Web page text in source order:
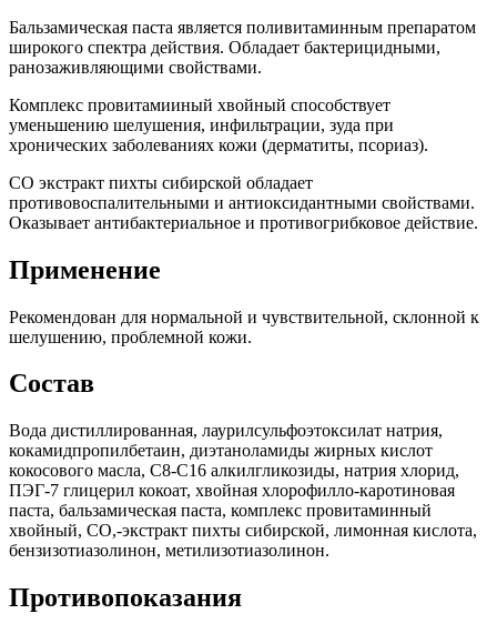
Бальзамическая паста является поливитаминным препаратом
широкого спектра действия. Обладает бактерицидными,
ранозаживляющими свойствами.
Комплекс провитамииный хвойный способствует
уменьшению шелушения, инфильтрации, зуда при
хронических заболеваниях кожи (дерматиты, псориаз).
СО экстракт пихты сибирской обладает
противовоспалительными и антиоксидантными свойствами.
Оказывает антибактериальное и противогрибковое действие.
Применение
Рекомендован для нормальной и чувствительной, склонной к
шелушению, проблемной кожи.
Состав
Вода дистиллированная, лаурилсульфоэтоксилат натрия,
кокамидпропилбетаин, диэтаноламиды жирных кислот
кокосового масла, С8-С16 алкилгликозиды, натрия хлорид,
ПЭГ-7 глицерил кокоат, хвойная хлорофилло-каротиновая
паста, бальзамическая паста, комплекс провитаминный
хвойный, СО,-экстракт пихты сибирской, лимонная кислота,
бензизотиазолинон, метилизотиазолинон.
Противопоказания